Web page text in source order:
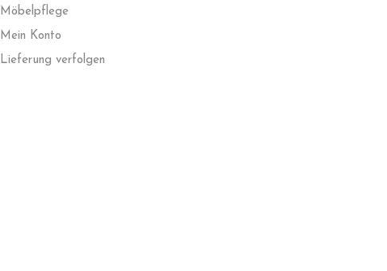
Möbelpflege
Mein Konto
Lieferung verfolgen